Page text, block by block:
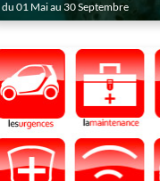
du 01 Mai au 30 Septembre